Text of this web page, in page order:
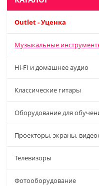
Outlet - Уценка
Музыкальные
Hi-FI и домашнее аудио
Классические гитары
Оборудование для
Проекторы, экраны,
Телевизоры
Фотооборудование